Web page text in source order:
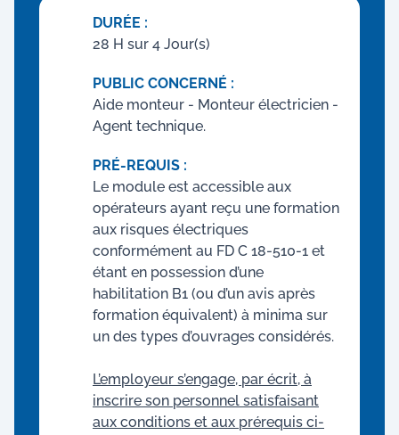
DURÉE :
28 H sur 4 Jour(s)
PUBLIC CONCERNÉ :
Aide monteur - Monteur électricien -
Agent technique.
PRÉ-REQUIS :
Le module est accessible aux
opérateurs ayant reçu une formation
aux risques électriques
conformément au FD C 18-510-1 et
étant en possession d’une
habilitation B1 (ou d’un avis après
formation équivalent) à minima sur
un des types d’ouvrages considérés.
L’employeur s’engage, par écrit, à
inscrire son personnel satisfaisant
aux conditions et aux prérequis ci-